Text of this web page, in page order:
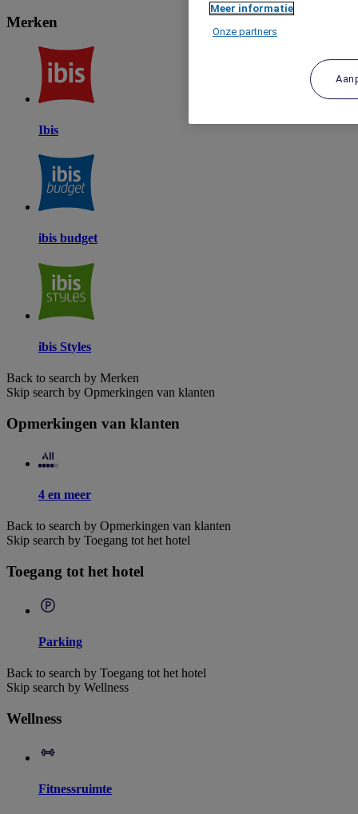
Merken
Ibis
ibis budget
ibis Styles
Back to search by Merken
Skip search by Opmerkingen van klanten
Opmerkingen van klanten
4 en meer
Back to search by Opmerkingen van klanten
Skip search by Toegang tot het hotel
Toegang tot het hotel
Parking
Back to search by Toegang tot het hotel
Skip search by Wellness
Wellness
Fitnessruimte
Meer informatie
Onze partners